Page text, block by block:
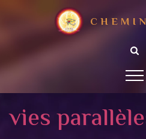
vies